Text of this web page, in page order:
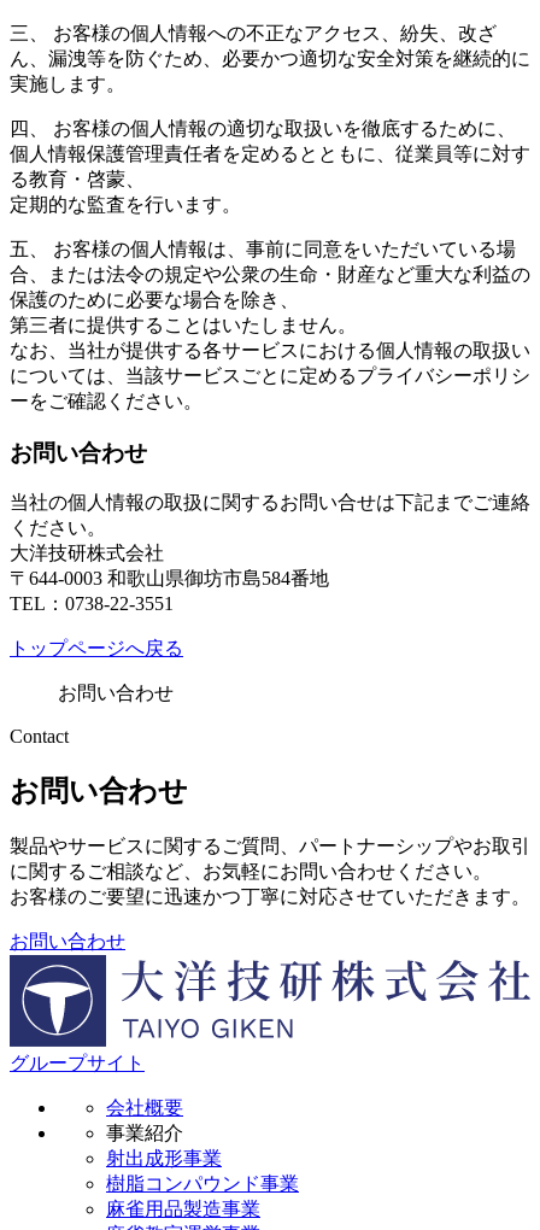
三、 お客様の個人情報への不正なアクセス、紛失、改ざ
ん、漏洩等を防ぐため、必要かつ適切な安全対策を継続的に
実施します。
四、 お客様の個人情報の適切な取扱いを徹底するために、
個人情報保護管理責任者を定めるとともに、従業員等に対す
る教育・啓蒙、
定期的な監査を行います。
五、 お客様の個人情報は、事前に同意をいただいている場
合、または法令の規定や公衆の生命・財産など重大な利益の
保護のために必要な場合を除き、
第三者に提供することはいたしません。
なお、当社が提供する各サービスにおける個人情報の取扱い
については、当該サービスごとに定めるプライバシーポリシ
ーをご確認ください。
お問い合わせ
当社の個人情報の取扱に関するお問い合せは下記までご連絡
ください。
大洋技研株式会社
〒644-0003 和歌山県御坊市島584番地
TEL：0738-22-3551
トップページへ戻る
お問い合わせ
Contact
お問い合わせ
製品やサービスに関するご質問、パートナーシップやお取引
に関するご相談など、お気軽にお問い合わせください。
お客様のご要望に迅速かつ丁寧に対応させていただきます。
お問い合わせ
グループサイト
会社概要
事業紹介
射出成形事業
樹脂コンパウンド事業
麻雀用品製造事業